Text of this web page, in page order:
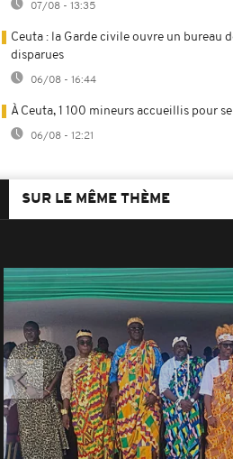
07/08 - 13:35
Ceuta : la Garde civile ouvre un bureau
disparues
06/08 - 16:44
À Ceuta, 1 100 mineurs accueillis pour
06/08 - 12:21
SUR LE MÊME THÈME